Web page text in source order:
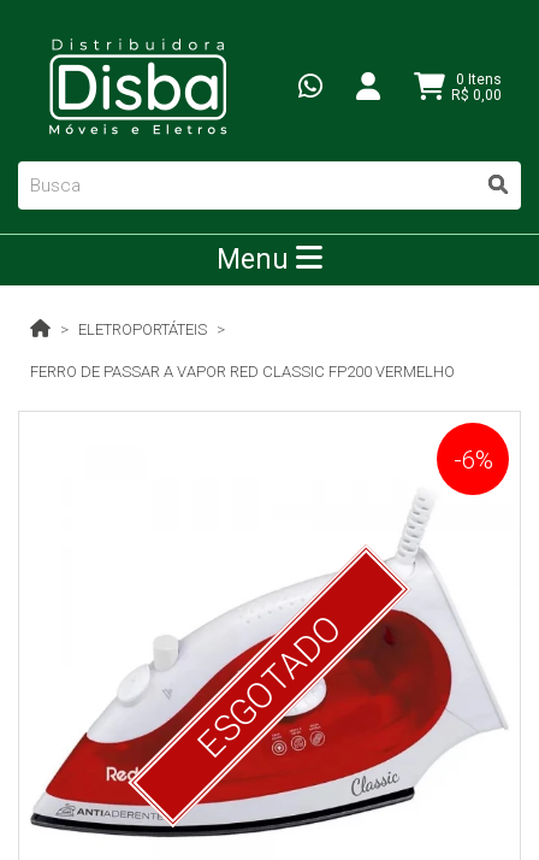
0 Itens
R$ 0,00
Menu
ELETROPORTÁTEIS
FERRO DE PASSAR A VAPOR RED CLASSIC FP200 VERMELHO
ESGOTADO
-6%